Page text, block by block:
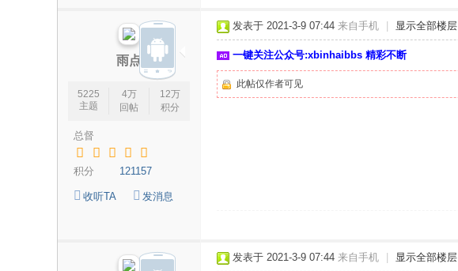
雨点
5225
主题
4万
回帖
12万
积分
总督
积分 121157
收听TA 发消息
发表于 2021-3-9 07:44 来自手机 显示全部楼层
一键关注公众号:xbinhaibbs 精彩不断
此帖仅作者可见
发表于 2021-3-9 07:44 来自手机 显示全部楼层